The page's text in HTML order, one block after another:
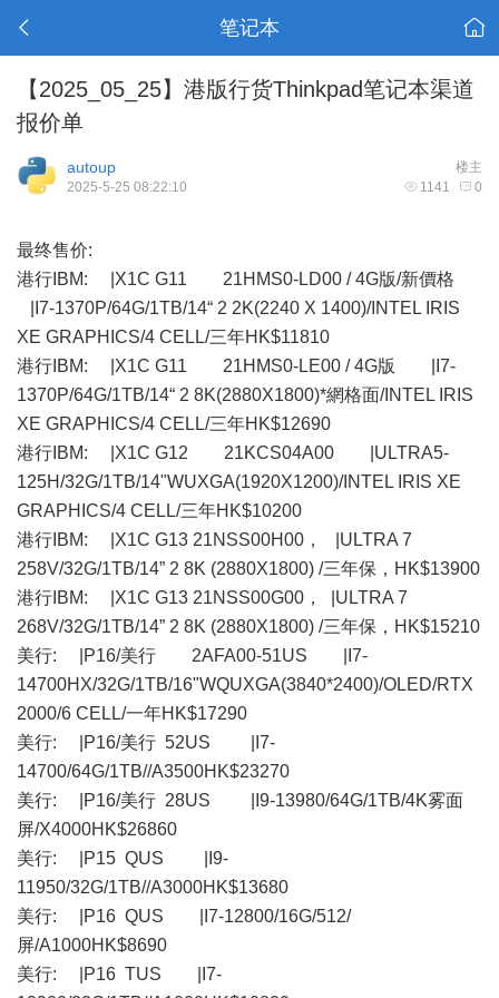
笔记本
【2025_05_25】港版行货Thinkpad笔记本渠道
报价单
楼主
autoup
1141 0
2025-5-25 08:22:10
最终售价:
港行IBM: |X1C G11 21HMS0-LD00 / 4G版/新價格
|I7-1370P/64G/1TB/14“ 2 2K(2240 X 1400)/INTEL IRIS
XE GRAPHICS/4 CELL/三年HK$11810
港行IBM: |X1C G11 21HMS0-LE00 / 4G版 |I7-
1370P/64G/1TB/14“ 2 8K(2880X1800)*網格面/INTEL IRIS
XE GRAPHICS/4 CELL/三年HK$12690
港行IBM: |X1C G12 21KCS04A00 |ULTRA5-
125H/32G/1TB/14"WUXGA(1920X1200)/INTEL IRIS XE
GRAPHICS/4 CELL/三年HK$10200
港行IBM: |X1C G13 21NSS00H00， |ULTRA 7
258V/32G/1TB/14” 2 8K (2880X1800) /三年保，HK$13900
港行IBM: |X1C G13 21NSS00G00， |ULTRA 7
268V/32G/1TB/14” 2 8K (2880X1800) /三年保，HK$15210
美行: |P16/美行 2AFA00-51US |I7-
14700HX/32G/1TB/16"WQUXGA(3840*2400)/OLED/RTX
2000/6 CELL/一年HK$17290
美行: |P16/美行 52US |I7-
14700/64G/1TB//A3500HK$23270
美行: |P16/美行 28US |I9-13980/64G/1TB/4K雾面
屏/X4000HK$26860
美行: |P15 QUS |I9-
11950/32G/1TB//A3000HK$13680
美行: |P16 QUS |I7-12800/16G/512/
屏/A1000HK$8690
美行: |P16 TUS |I7-